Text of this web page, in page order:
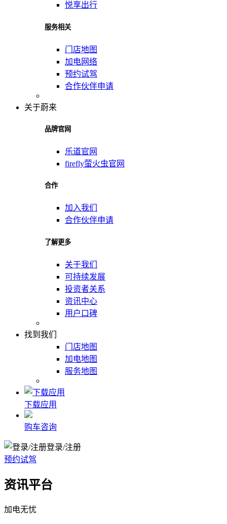
悦享出行
服务相关
门店地图
加电网络
预约试驾
合作伙伴申请
关于蔚来
品牌官网
乐道官网
firefly萤火虫官网
合作
加入我们
合作伙伴申请
了解更多
关于我们
可持续发展
投资者关系
资讯中心
用户口碑
找到我们
门店地图
加电地图
服务地图
下载应用
购车咨询
登录/注册
预约试驾
资讯平台
加电无忧